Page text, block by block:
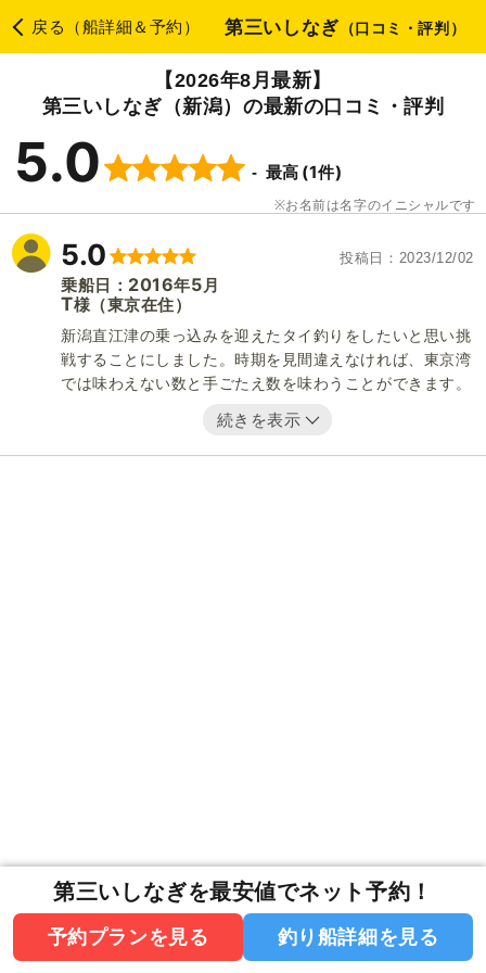
戻る（船詳細＆予約） 第三いしなぎ （口コミ・評判）
第三いしなぎを最安値でネット予約！
予約プランを見る 釣り船詳細を見る
【2026年8月最新】
第三いしなぎ（新潟）の最新の口コミ・評判
5.0 最高 (1件)
お名前は名字のイニシャルです
5.0 投稿日 2023/12/02
乗船日： 2016年5 月
T様 （東京在住）
新潟直江津の乗っ込みを迎えたタイ釣りをしたいと思い挑
戦することにしました。時期を見間違えなければ、東京湾
では味わえない数と手ごたえ数を味わうことができます。
続きを表示